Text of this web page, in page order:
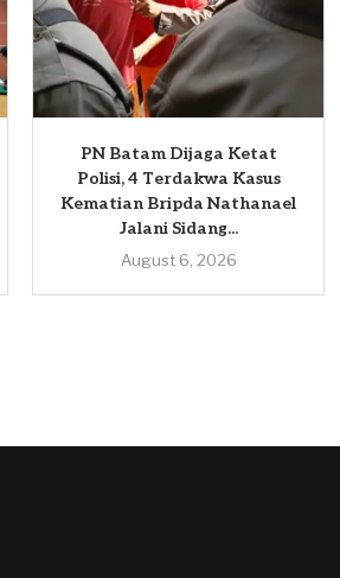
PN Batam Dijaga Ketat
Polisi, 4 Terdakwa Kasus
Kematian Bripda Nathanael
Jalani Sidang...
August 6, 2026